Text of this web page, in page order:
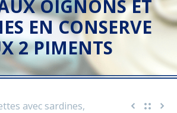
OIGNONS ET
EN CONSERVE
2 PIMENTS
avec sardines,